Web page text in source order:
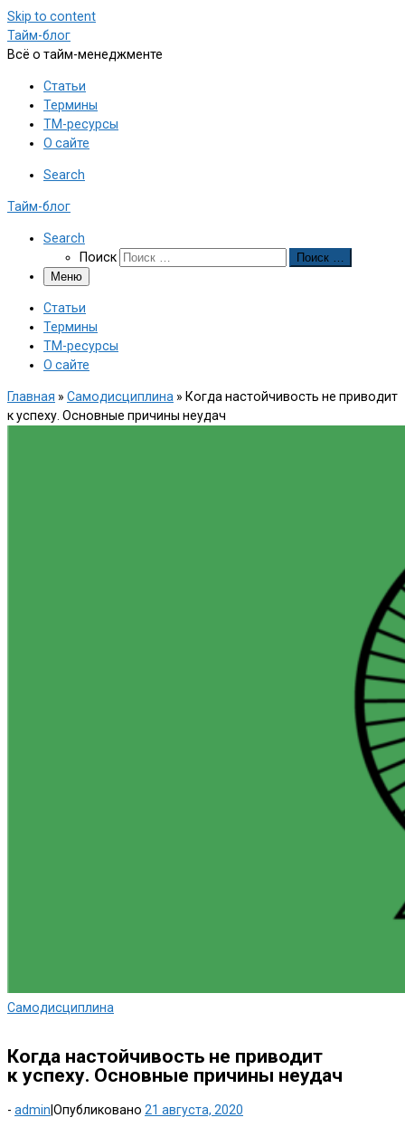
Skip to content
Тайм-блог
Всё о тайм-менеджменте
Статьи
Термины
ТМ-ресурсы
О сайте
Search
Тайм-блог
Search
Поиск
Поиск …
Меню
Статьи
Термины
ТМ-ресурсы
О сайте
Главная » Самодисциплина » Когда настойчивость не приводит
к успеху. Основные причины неудач
Самодисциплина
Когда настойчивость не приводит
к успеху. Основные причины неудач
- admin Опубликовано 21 августа, 2020